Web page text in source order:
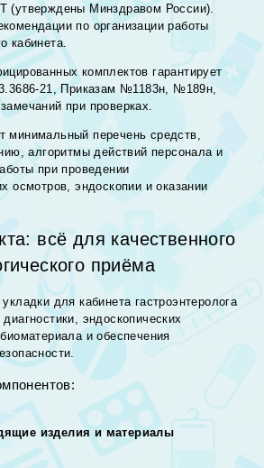
(утверждены Минздравом России).
по организации работы
кабинета.
комплектов гарантирует
21, Приказам №1183н, №189н,
при проверках.
минимальный перечень средств,
алгоритмы действий персонала и
при проведении
осмотров, эндоскопии и оказании
всё для качественного
приёма
для кабинета гастроэнтеролога
эндоскопических
и обеспечения
изделия и материалы